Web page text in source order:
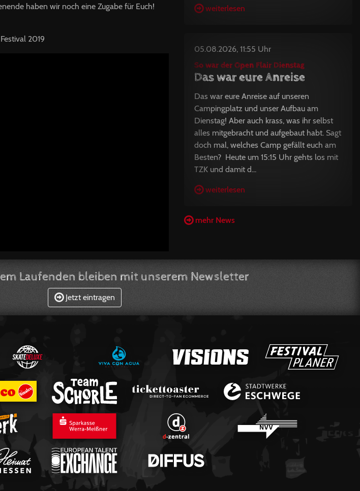
haben wir noch eine Zugabe für Euch!
2019
weiterlesen
05.08.2026, 11:55 Uhr
So war der Open Flair Dienstag
Das war eure Anreise
Das war eure Anreise auf unseren
Campingplatz und unser Aufbau am
Dienstag! Aber auch krass, was ihr selbst
alles mitgebracht und aufgebaut habt. Sagt
doch mal, welches Camp gefällt euch am
Besten? Heute um 15:15 Uhr gehts los mit
TZK und damit d...
weiterlesen
mehr News
Laufenden bleiben mit unserem Newsletter
Jetzt eintragen